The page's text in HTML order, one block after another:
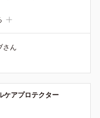
も良いです。 元の爪よ
用感は気に入りました
めか塗った後の爪の色
しピンク寄りのお色味の
男女でネイル商品を分け
のような使い易い商品
さん
ケアプロテクター